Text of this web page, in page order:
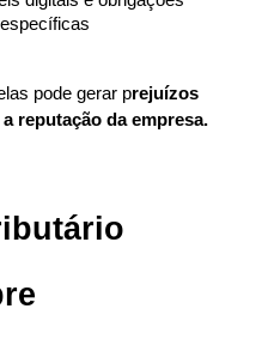
pode gerar prejuízos
reputação da empresa.